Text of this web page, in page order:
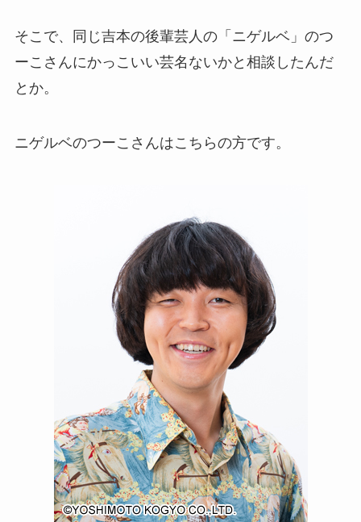
そこで、同じ吉本の後輩芸人の「ニゲルベ」のつ
ーこさんにかっこいい芸名ないかと相談したんだ
とか。
ニゲルベのつーこさんはこちらの方です。